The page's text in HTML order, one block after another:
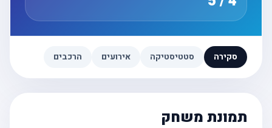
סקירה סטטיסטיקה אירועים הרכבים
תמונת משחק